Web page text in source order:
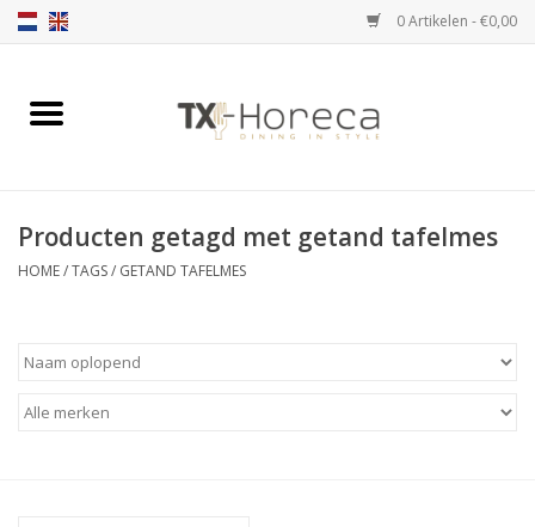
0 Artikelen - €0,00
Home
Catalogi
Producten getagd met getand tafelmes
HOME/TAGS/ GETAND TAFELMES